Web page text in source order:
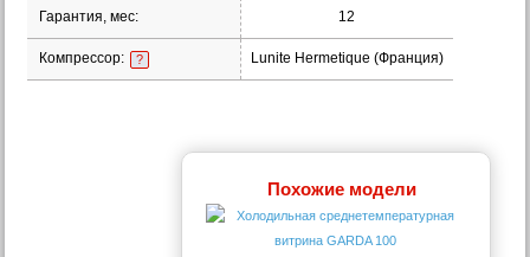
Гарантия, мес: 12
Компрессор: ? Lunite Hermetique (Франция)
Похожие модели